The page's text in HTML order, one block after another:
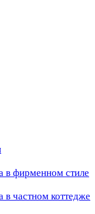
в фирменном стиле
в частном коттедже